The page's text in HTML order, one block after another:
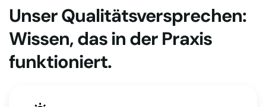
Unser Qualitätsversprechen:
Wissen, das in der Praxis
funktioniert.